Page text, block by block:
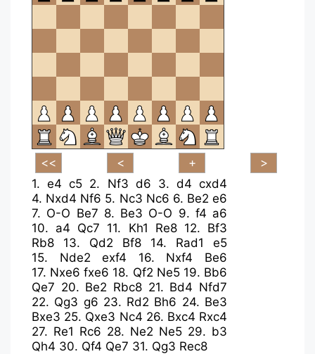
1.e4 c5 2. Nf3 d6 3. d4 cxd4
4. Nxd4 Nf6 5. Nc3 Nc6 6. Be2 e6
7. O-O Be7 8. Be3 O-O 9. f4 a6
10. a4 Qc7 11. Kh1 Re8 12. Bf3
Rb8
13. Qd2 Bf8 14. Rad1
e5
15. Nde2 exf4 16. Nxf4
Be6
17. Nxe6 fxe6 18. Qf2 Ne5 19. Bb6
Qe7 20. Be2 Rbc8 21. Bd4 Nfd7
22. Qg3 g6 23. Rd2 Bh6 24. Be3
Bxe3 25. Qxe3 Nc4 26. Bxc4 Rxc4
27. Re1 Rc6 28. Ne2 Ne5 29. b3
Qh4 30. Qf4 Qe7 31. Qg3 Rec8